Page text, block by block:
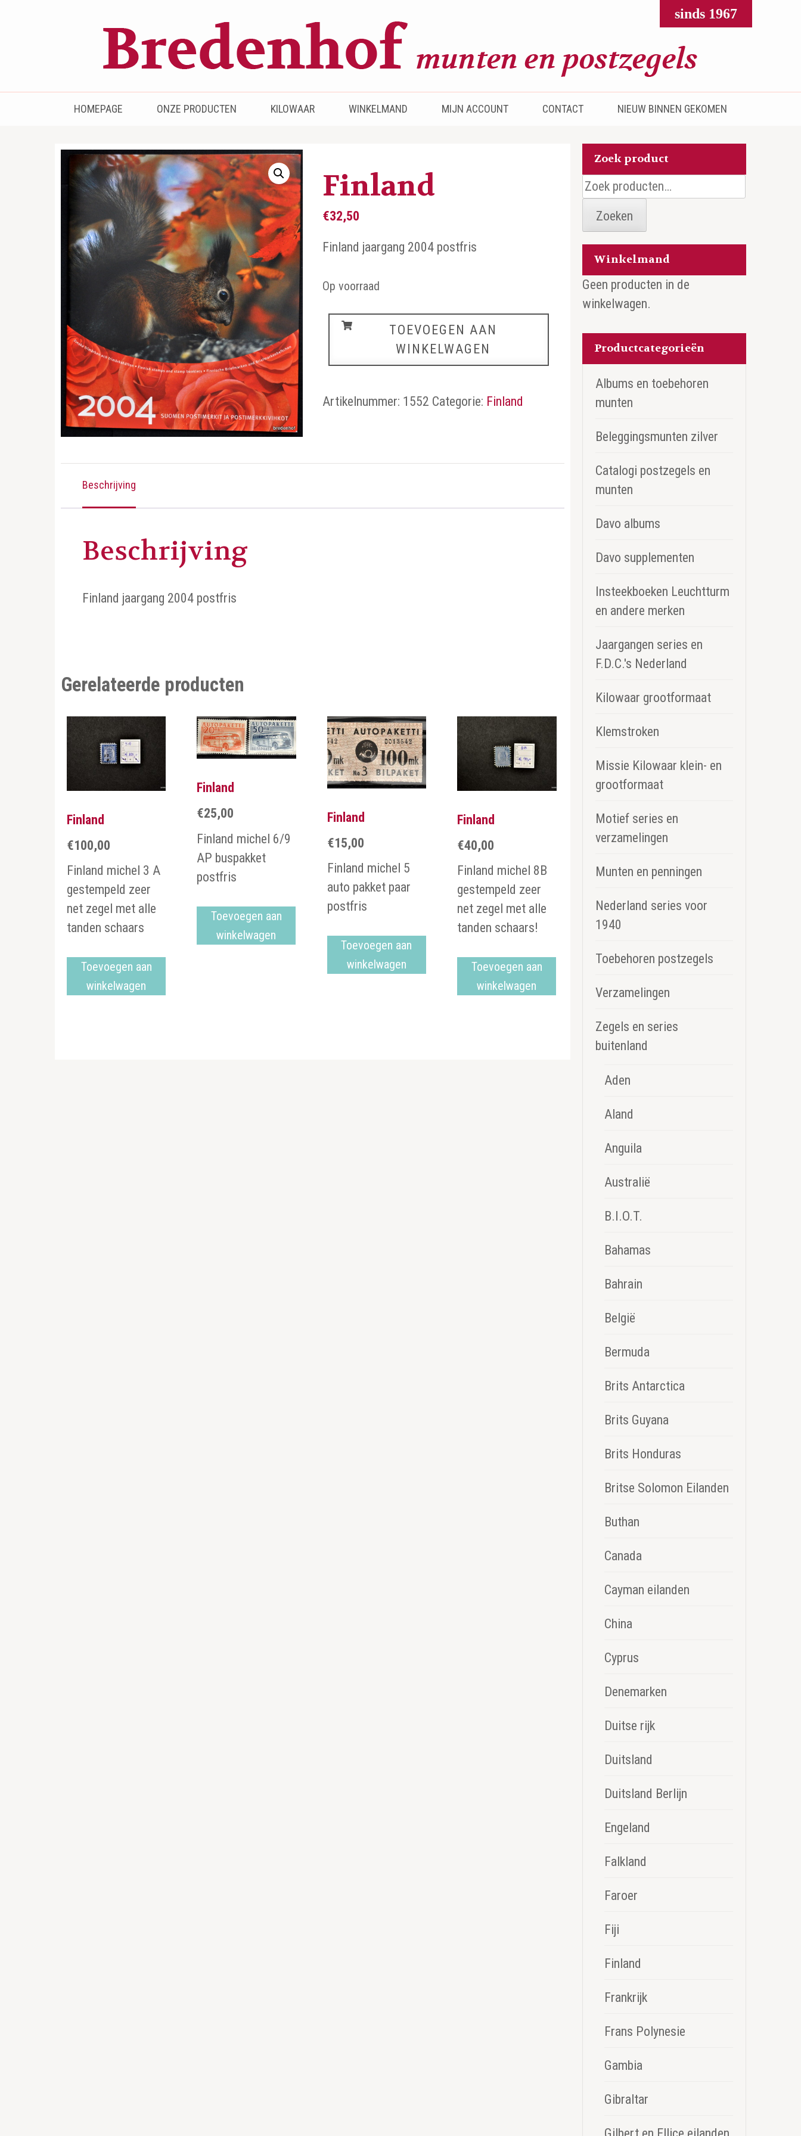
sinds 1967
Bredenhof
Postzegels en munten
HOMEPAGE ONZE PRODUCTEN KILOWAAR WINKELMAND MIJN ACCOUNT CONTACT NIEUW BINNEN GEKOMEN
Finland
€32,50
Finland jaargang 2004 postfris
Op voorraad
Finland
TOEVOEGEN AAN
WINKELWAGEN
Artikelnummer: 1552 Categorie: Finland
Beschrijving
Beschrijving
Finland jaargang 2004 postfris
Gerelateerde producten
Finland
€100,00
Finland michel 3 A
gestempeld zeer
net zegel met alle
tanden schaars
Toevoegen aan
winkelwagen
Finland
€25,00
Finland michel 6/9
AP buspakket
postfris
Toevoegen aan
winkelwagen
Finland
€15,00
Finland michel 5
auto pakket paar
postfris
Toevoegen aan
winkelwagen
Finland
€40,00
Finland michel 8B
gestempeld zeer
net zegel met alle
tanden schaars!
Toevoegen aan
winkelwagen
Zoek product
Zoeken
naar:
Zoeken
Winkelmand
Geen producten in de
winkelwagen.
Productcategorieën
Albums en toebehoren
munten
Beleggingsmunten zilver
Catalogi postzegels en
munten
Davo albums
Davo supplementen
Insteekboeken Leuchtturm
en andere merken
Jaargangen series en
F.D.C.'s Nederland
Kilowaar grootformaat
Klemstroken
Missie Kilowaar klein- en
grootformaat
Motief series en
verzamelingen
Munten en penningen
Nederland series voor
1940
Toebehoren postzegels
Verzamelingen
Zegels en series
buitenland
Aden
Aland
Anguila
Australië
B.I.O.T.
Bahamas
Bahrain
België
Bermuda
Brits Antarctica
Brits Guyana
Brits Honduras
Britse Solomon Eilanden
Buthan
Canada
Cayman eilanden
China
Cyprus
Denemarken
Duitse rijk
Duitsland
Duitsland Berlijn
Engeland
Falkland
Faroer
Fiji
Finland
Frankrijk
Frans Polynesie
Gambia
Gibraltar